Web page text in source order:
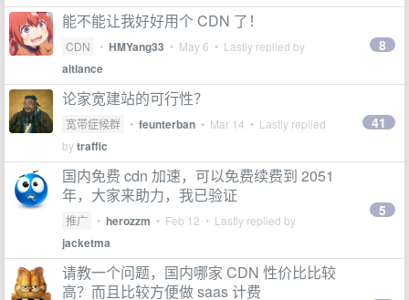
能不能让我好好用个 CDN 了！
CDN • HMYang33 • May 6 • Lastly replied by
altlance
8
论家宽建站的可行性？
宽带症候群 • feunterban • Mar 14 • Lastly replied
bytraffic
41
国内免费 cdn 加速，可以免费续费到 2051
年，大家来助力，我已验证
推广 • herozzm • Feb 12 • Lastly replied by
jacketma
5
请教一个问题，国内哪家 CDN 性价比比较
高？而且比较方便做 saas 计费